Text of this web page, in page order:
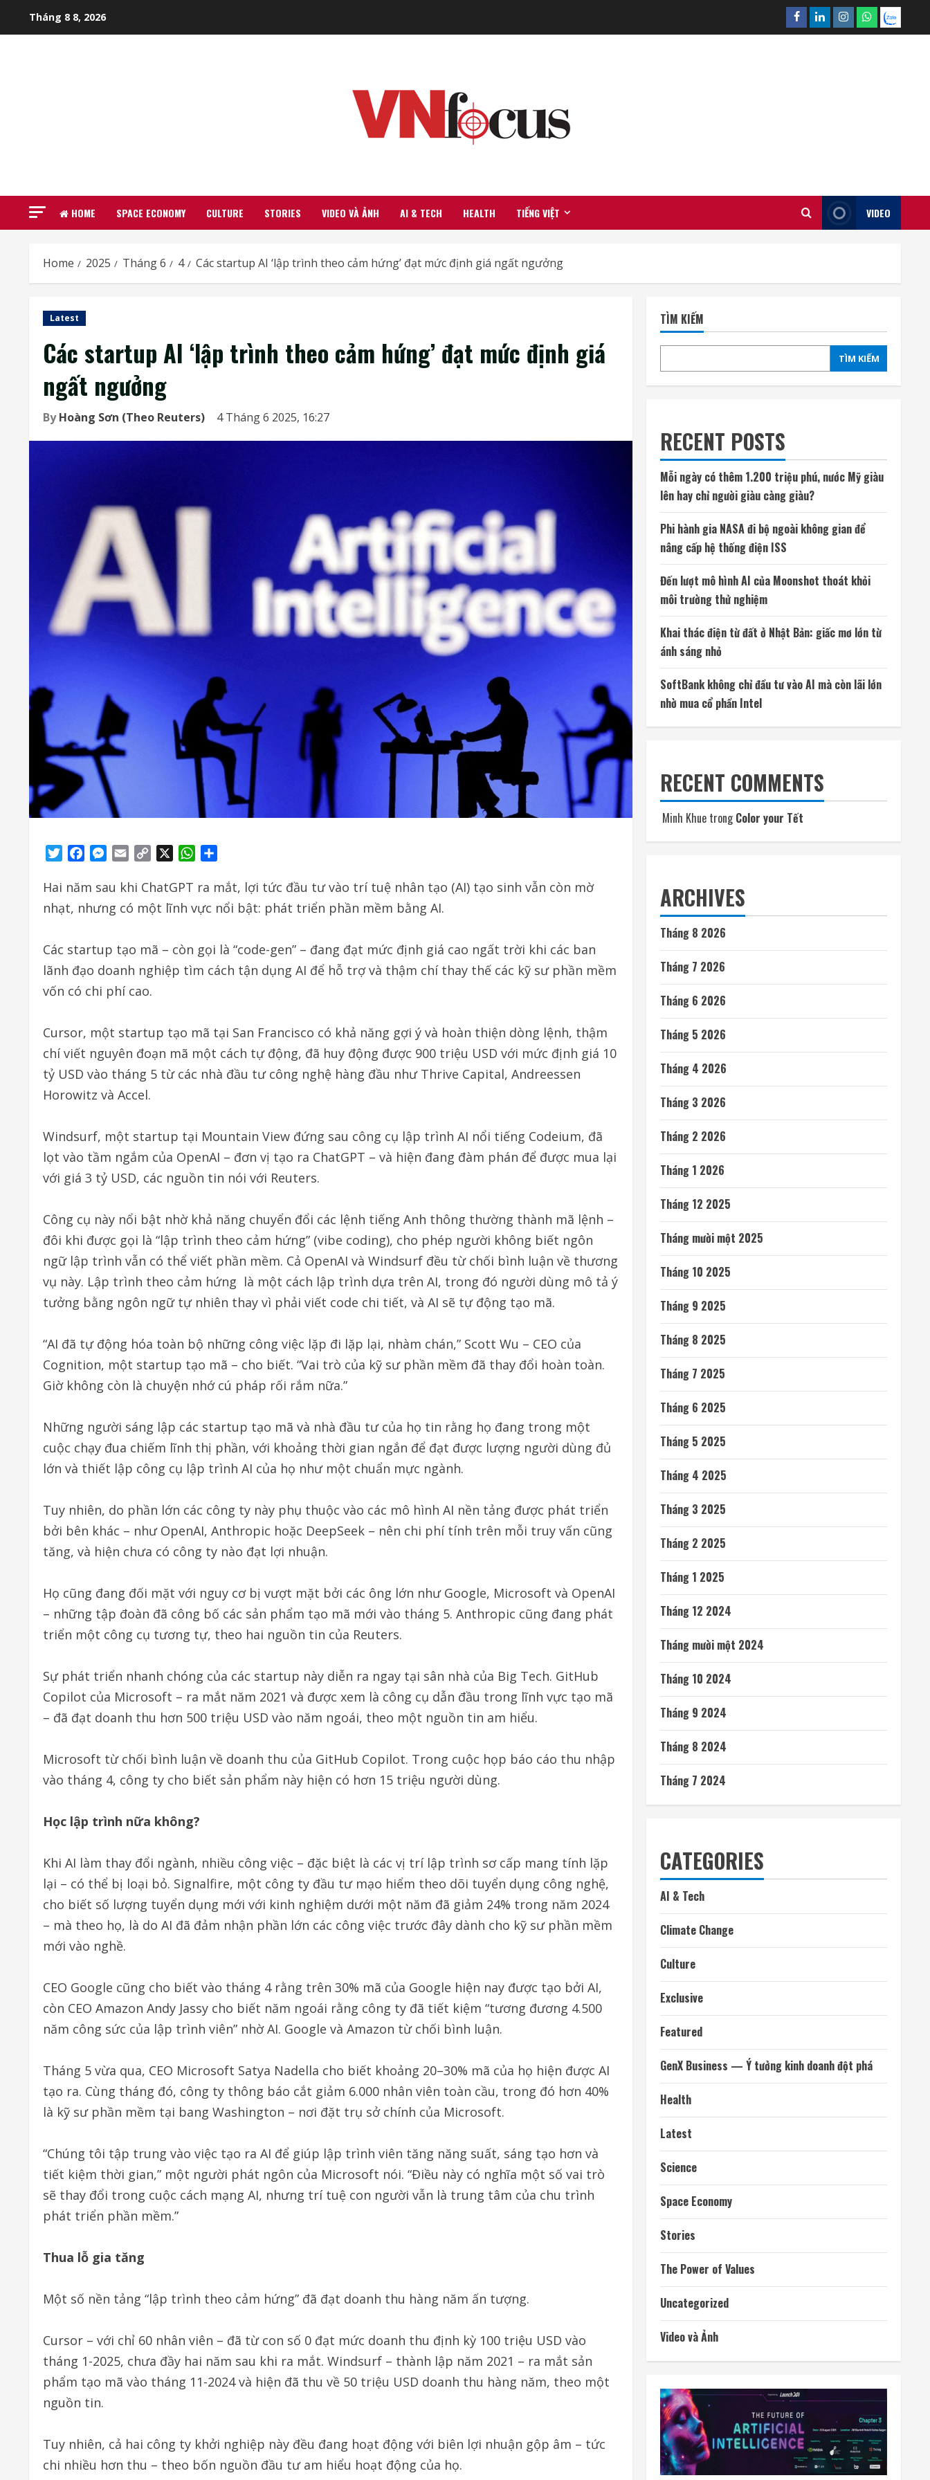
Tháng 8 8, 2026 Facebook
LinkedinInstagram
What’sapp
Zalo
HOME SPACE ECONOMY CULTURE STORIES VIDEO VÀ ẢNH AI & TECH HEALTH TIẾNG VIỆT VIDEO
Home 2025 Tháng 6 4 Các startup AI ‘lập trình theo cảm hứng’ đạt mức định giá ngất ngưởng
Latest
Các startup AI ‘lập trình theo cảm hứng’ đạt mức định giá
ngất ngưởng
ByHoàng Sơn (Theo Reuters) 4 Tháng 6 2025, 16:27
TwitterFacebookMessenger
Email
Copy
WhatsApp
Hai năm sau khi ChatGPT ra mắt, lợi tức đầu tư vào trí tuệ nhân tạo (AI) tạo sinh vẫn còn mờ
nhạt, nhưng có một lĩnh vực nổi bật: phát triển phần mềm bằng AI.
Các startup tạo mã – còn gọi là “code-gen” – đang đạt mức định giá cao ngất trời khi các ban
lãnh đạo doanh nghiệp tìm cách tận dụng AI để hỗ trợ và thậm chí thay thế các kỹ sư phần mềm
vốn có chi phí cao.
Cursor, một startup tạo mã tại San Francisco có khả năng gợi ý và hoàn thiện dòng lệnh, thậm
chí viết nguyên đoạn mã một cách tự động, đã huy động được 900 triệu USD với mức định giá 10
tỷ USD vào tháng 5 từ các nhà đầu tư công nghệ hàng đầu như Thrive Capital, Andreessen
Horowitz và Accel.
Windsurf, một startup tại Mountain View đứng sau công cụ lập trình AI nổi tiếng Codeium, đã
lọt vào tầm ngắm của OpenAI – đơn vị tạo ra ChatGPT – và hiện đang đàm phán để được mua lại
với giá 3 tỷ USD, các nguồn tin nói với Reuters.
Công cụ này nổi bật nhờ khả năng chuyển đổi các lệnh tiếng Anh thông thường thành mã lệnh –
đôi khi được gọi là “lập trình theo cảm hứng” (vibe coding), cho phép người không biết ngôn
ngữ lập trình vẫn có thể viết phần mềm. Cả OpenAI và Windsurf đều từ chối bình luận về thương
vụ này. Lập trình theo cảm hứng là một cách lập trình dựa trên AI, trong đó người dùng mô tả ý
tưởng bằng ngôn ngữ tự nhiên thay vì phải viết code chi tiết, và AI sẽ tự động tạo mã.
“AI đã tự động hóa toàn bộ những công việc lặp đi lặp lại, nhàm chán,” Scott Wu – CEO của
Cognition, một startup tạo mã – cho biết. “Vai trò của kỹ sư phần mềm đã thay đổi hoàn toàn.
Giờ không còn là chuyện nhớ cú pháp rối rắm nữa.”
Những người sáng lập các startup tạo mã và nhà đầu tư của họ tin rằng họ đang trong một
cuộc chạy đua chiếm lĩnh thị phần, với khoảng thời gian ngắn để đạt được lượng người dùng đủ
lớn và thiết lập công cụ lập trình AI của họ như một chuẩn mực ngành.
Tuy nhiên, do phần lớn các công ty này phụ thuộc vào các mô hình AI nền tảng được phát triển
bởi bên khác – như OpenAI, Anthropic hoặc DeepSeek – nên chi phí tính trên mỗi truy vấn cũng
tăng, và hiện chưa có công ty nào đạt lợi nhuận.
Họ cũng đang đối mặt với nguy cơ bị vượt mặt bởi các ông lớn như Google, Microsoft và OpenAI
– những tập đoàn đã công bố các sản phẩm tạo mã mới vào tháng 5. Anthropic cũng đang phát
triển một công cụ tương tự, theo hai nguồn tin của Reuters.
Sự phát triển nhanh chóng của các startup này diễn ra ngay tại sân nhà của Big Tech. GitHub
Copilot của Microsoft – ra mắt năm 2021 và được xem là công cụ dẫn đầu trong lĩnh vực tạo mã
– đã đạt doanh thu hơn 500 triệu USD vào năm ngoái, theo một nguồn tin am hiểu.
Microsoft từ chối bình luận về doanh thu của GitHub Copilot. Trong cuộc họp báo cáo thu nhập
vào tháng 4, công ty cho biết sản phẩm này hiện có hơn 15 triệu người dùng.
Học lập trình nữa không?
Khi AI làm thay đổi ngành, nhiều công việc – đặc biệt là các vị trí lập trình sơ cấp mang tính lặp
lại – có thể bị loại bỏ. Signalfire, một công ty đầu tư mạo hiểm theo dõi tuyển dụng công nghệ,
cho biết số lượng tuyển dụng mới với kinh nghiệm dưới một năm đã giảm 24% trong năm 2024
– mà theo họ, là do AI đã đảm nhận phần lớn các công việc trước đây dành cho kỹ sư phần mềm
mới vào nghề.
CEO Google cũng cho biết vào tháng 4 rằng trên 30% mã của Google hiện nay được tạo bởi AI,
còn CEO Amazon Andy Jassy cho biết năm ngoái rằng công ty đã tiết kiệm “tương đương 4.500
năm công sức của lập trình viên” nhờ AI. Google và Amazon từ chối bình luận.
Tháng 5 vừa qua, CEO Microsoft Satya Nadella cho biết khoảng 20–30% mã của họ hiện được AI
tạo ra. Cùng tháng đó, công ty thông báo cắt giảm 6.000 nhân viên toàn cầu, trong đó hơn 40%
là kỹ sư phần mềm tại bang Washington – nơi đặt trụ sở chính của Microsoft.
“Chúng tôi tập trung vào việc tạo ra AI để giúp lập trình viên tăng năng suất, sáng tạo hơn và
tiết kiệm thời gian,” một người phát ngôn của Microsoft nói. “Điều này có nghĩa một số vai trò
sẽ thay đổi trong cuộc cách mạng AI, nhưng trí tuệ con người vẫn là trung tâm của chu trình
phát triển phần mềm.”
Thua lỗ gia tăng
Một số nền tảng “lập trình theo cảm hứng” đã đạt doanh thu hàng năm ấn tượng.
Cursor – với chỉ 60 nhân viên – đã từ con số 0 đạt mức doanh thu định kỳ 100 triệu USD vào
tháng 1-2025, chưa đầy hai năm sau khi ra mắt. Windsurf – thành lập năm 2021 – ra mắt sản
phẩm tạo mã vào tháng 11-2024 và hiện đã thu về 50 triệu USD doanh thu hàng năm, theo một
nguồn tin.
Tuy nhiên, cả hai công ty khởi nghiệp này đều đang hoạt động với biên lợi nhuận gộp âm – tức
chi nhiều hơn thu – theo bốn nguồn đầu tư am hiểu hoạt động của họ.
TÌM KIẾM
TÌM KIẾM
RECENT POSTS
Mỗi ngày có thêm 1.200 triệu phú, nước Mỹ giàu
lên hay chỉ người giàu càng giàu?
Phi hành gia NASA đi bộ ngoài không gian để
nâng cấp hệ thống điện ISS
Đến lượt mô hình AI của Moonshot thoát khỏi
môi trường thử nghiệm
Khai thác điện từ đất ở Nhật Bản: giấc mơ lớn từ
ánh sáng nhỏ
SoftBank không chỉ đầu tư vào AI mà còn lãi lớn
nhờ mua cổ phần Intel
RECENT COMMENTS
Minh Khue trongColor your Tết
ARCHIVES
Tháng 8 2026
Tháng 7 2026
Tháng 6 2026
Tháng 5 2026
Tháng 4 2026
Tháng 3 2026
Tháng 2 2026
Tháng 1 2026
Tháng 12 2025
Tháng mười một 2025
Tháng 10 2025
Tháng 9 2025
Tháng 8 2025
Tháng 7 2025
Tháng 6 2025
Tháng 5 2025
Tháng 4 2025
Tháng 3 2025
Tháng 2 2025
Tháng 1 2025
Tháng 12 2024
Tháng mười một 2024
Tháng 10 2024
Tháng 9 2024
Tháng 8 2024
Tháng 7 2024
CATEGORIES
AI & Tech
Climate Change
Culture
Exclusive
Featured
GenX Business — Ý tưởng kinh doanh đột phá
Health
Latest
Science
Space Economy
Stories
The Power of Values
Uncategorized
Video và Ảnh